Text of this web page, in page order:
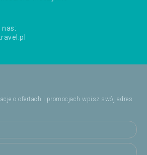
nas:
o ofertach i promocjach wpisz swój adres